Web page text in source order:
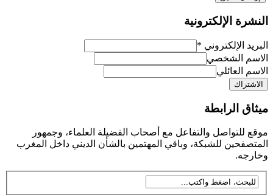
الإلكترونية
الإلكتروني*
الشخصي
العائلي
الرابطة
للتواصل والتفاعل مع أصحاب الفضيلة العلماء، وجمهور
للشبكة، وباقي المهتمين بالشأن الديني داخل المغرب